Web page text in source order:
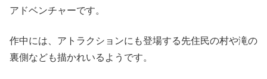
アドベンチャーです。
作中には、アトラクションにも登場する先住民の村や滝の
裏側なども描かれいるようです。